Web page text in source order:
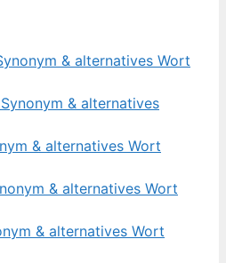
& alternatives Wort
& alternatives
& alternatives Wort
& alternatives Wort
& alternatives Wort